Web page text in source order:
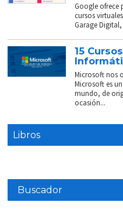
Google ofrece
cursos
Garage
15
Microsoft nos
Microsoft es
mundo, de
ocasión...
Libros
Buscador